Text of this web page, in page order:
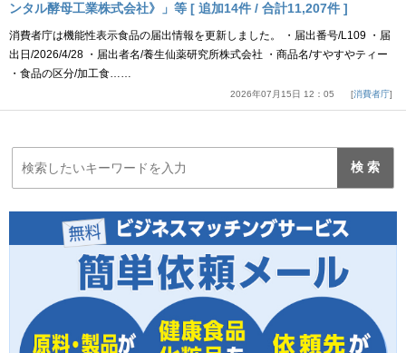
ンタル酵母工業株式会社》」等 [ 追加14件 / 合計11,207件 ]
消費者庁は機能性表示食品の届出情報を更新しました。 ・届出番号/L109 ・届
出日/2026/4/28 ・届出者名/養生仙薬研究所株式会社 ・商品名/すやすやティー
・食品の区分/加工食……
2026年07月15日 12：05 消費者庁